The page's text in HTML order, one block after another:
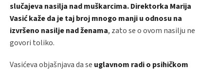
slučajeva nasilja nad muškarcima. Direktorka Marija
Vasić kaže da je taj broj mnogo manji u odnosu na
izvršeno nasilje nad ženama, zato se o ovom nasilju ne
govori toliko.
Vasićeva objašnjava da se uglavnom radi o psihičkom